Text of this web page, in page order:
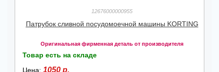
12676000000955
Патрубок сливной посудомоечной машины KORTING
Оригинальная фирменная деталь от производителя
Товар есть на складе
Цена: 1050 р.